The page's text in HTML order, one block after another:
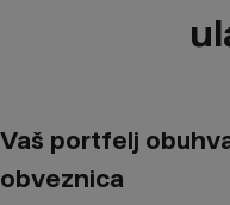
Vaš portfelj
obveznica